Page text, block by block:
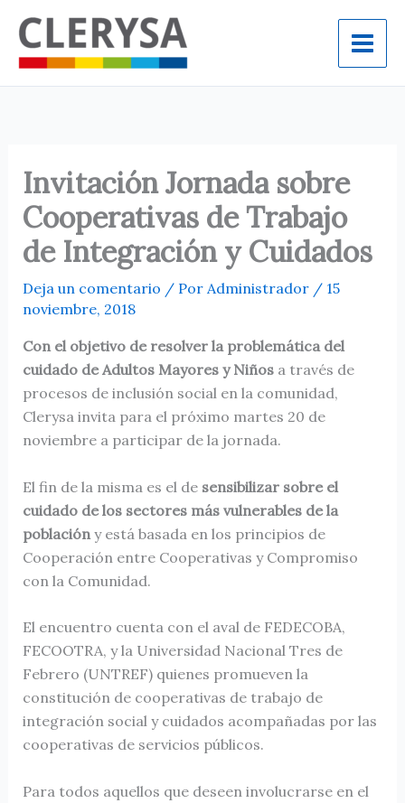
contenido
Invitación Jornada sobre
Cooperativas de Trabajo
de Integración y Cuidados
Deja un comentario / Por Administrador / 15
noviembre, 2018
Con el objetivo de resolver la problemática del
cuidado de Adultos Mayores y Niñosa través de
procesos de inclusión social en la comunidad,
Clerysa invita para el próximo martes 20 de
noviembre a participar de la jornada.
El fin de la misma es el de sensibilizar sobre el
cuidado de los sectores más vulnerables de la
poblacióny está basada en los principios de
Cooperación entre Cooperativas y Compromiso
con la Comunidad.
El encuentro cuenta con el aval de FEDECOBA,
FECOOTRA, y la Universidad Nacional Tres de
Febrero (UNTREF) quienes promueven la
constitución de cooperativas de trabajo de
integración social y cuidados acompañadas por las
cooperativas de servicios públicos.
Para todos aquellos que deseen involucrarse en el